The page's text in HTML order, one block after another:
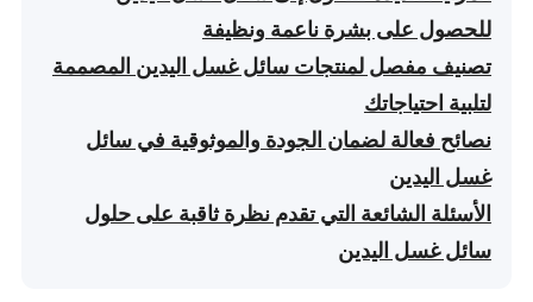
للحصول على بشرة ناعمة ونظيفة
تصنيف مفصل لمنتجات سائل غسل اليدين المصممة
لتلبية احتياجاتك
نصائح فعالة لضمان الجودة والموثوقية في سائل
غسل اليدين
الأسئلة الشائعة التي تقدم نظرة ثاقبة على حلول
سائل غسل اليدين